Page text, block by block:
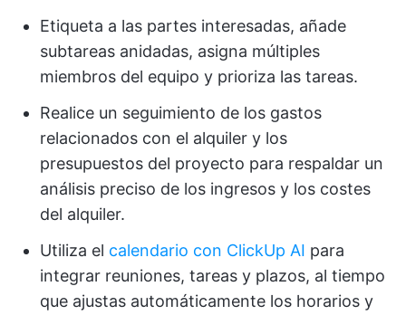
Etiqueta a las partes interesadas, añade
subtareas anidadas, asigna múltiples
miembros del equipo y prioriza las tareas.
Realice un seguimiento de los gastos
relacionados con el alquiler y los
presupuestos del proyecto para respaldar un
análisis preciso de los ingresos y los costes
del alquiler.
Utiliza el calendario con ClickUp AI para
integrar reuniones, tareas y plazos, al tiempo
que ajustas automáticamente los horarios y